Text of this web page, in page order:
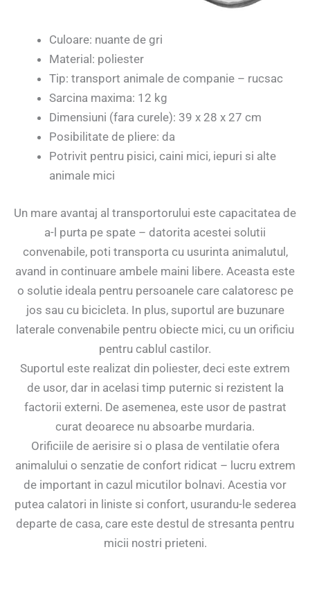
Culoare: nuante de gri
Material: poliester
Tip: transport animale de companie – rucsac
Sarcina maxima: 12 kg
Dimensiuni (fara curele): 39 x 28 x 27 cm
Posibilitate de pliere: da
Potrivit pentru pisici, caini mici, iepuri si alte
animale mici
Un mare avantaj al transportorului este capacitatea de
a-l purta pe spate – datorita acestei solutii
convenabile, poti transporta cu usurinta animalutul,
avand in continuare ambele maini libere. Aceasta este
o solutie ideala pentru persoanele care calatoresc pe
jos sau cu bicicleta. In plus, suportul are buzunare
laterale convenabile pentru obiecte mici, cu un orificiu
pentru cablul castilor.
Suportul este realizat din poliester, deci este extrem
de usor, dar in acelasi timp puternic si rezistent la
factorii externi. De asemenea, este usor de pastrat
curat deoarece nu absoarbe murdaria.
Orificiile de aerisire si o plasa de ventilatie ofera
animalului o senzatie de confort ridicat – lucru extrem
de important in cazul micutilor bolnavi. Acestia vor
putea calatori in liniste si confort, usurandu-le sederea
departe de casa, care este destul de stresanta pentru
micii nostri prieteni.